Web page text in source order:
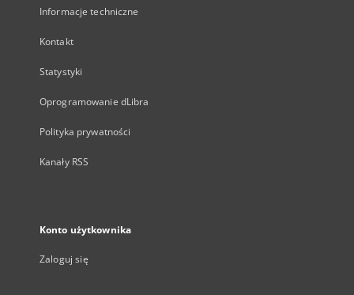
Informacje techniczne
Kontakt
Statystyki
Oprogramowanie dLibra
Polityka prywatności
Kanały RSS
Konto użytkownika
Zaloguj się